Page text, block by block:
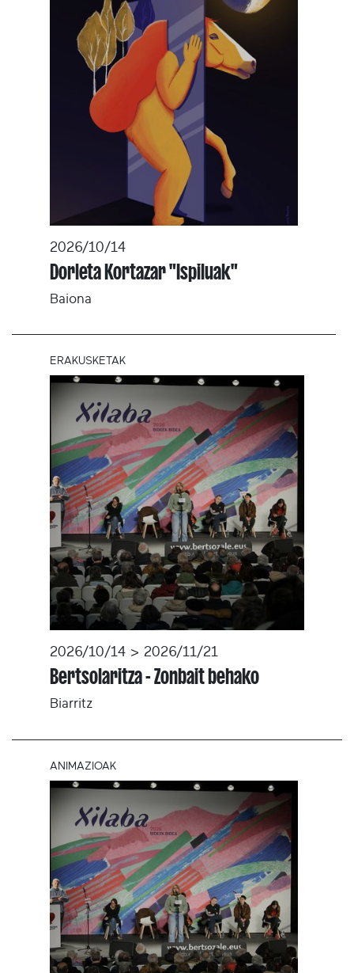
2026/10/14
Dorleta Kortazar "Ispiluak"
Baiona
ERAKUSKETAK
2026/10/14 > 2026/11/21
Bertsolaritza - Zonbait behako
Biarritz
ANIMAZIOAK